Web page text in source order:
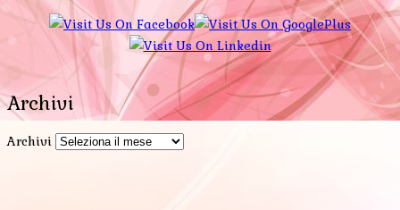
Archivi
Archivi